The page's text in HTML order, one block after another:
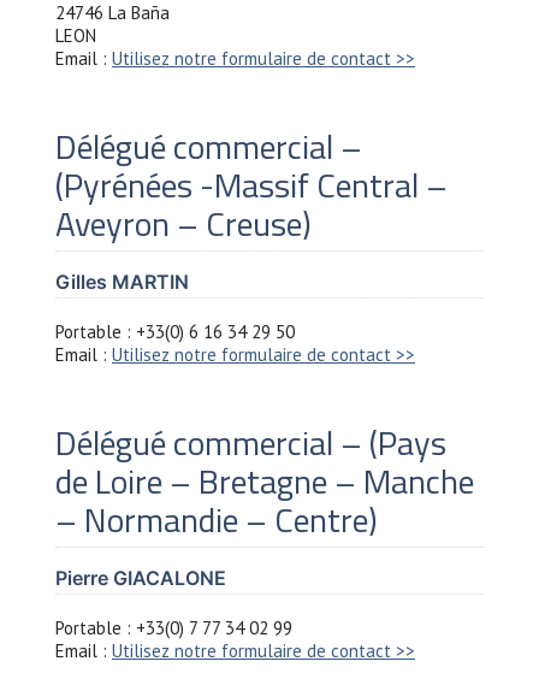
24746 La Baña
LEON
Email : Utilisez notre formulaire de contact >>
Délégué commercial –
(Pyrénées -Massif Central –
Aveyron – Creuse)
Gilles MARTIN
Portable : +33(0) 6 16 34 29 50
Email : Utilisez notre formulaire de contact >>
Délégué commercial – (Pays
de Loire – Bretagne – Manche
– Normandie – Centre)
Pierre GIACALONE
Portable : +33(0) 7 77 34 02 99
Email : Utilisez notre formulaire de contact >>